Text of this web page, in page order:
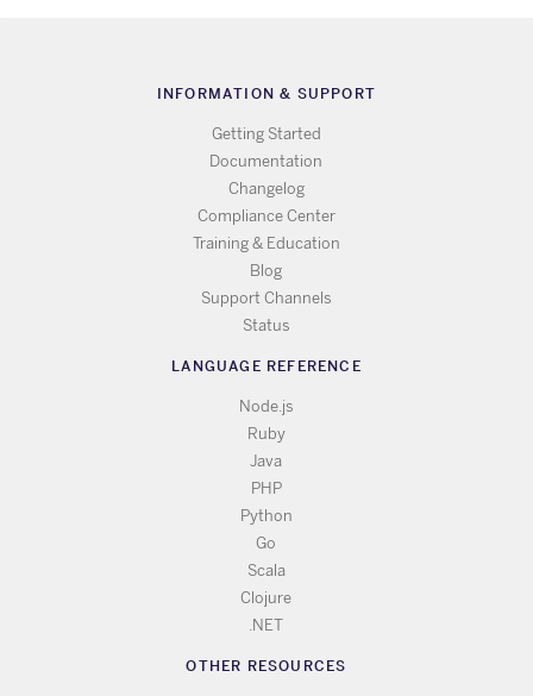
INFORMATION & SUPPORT
Getting Started
Documentation
Changelog
Compliance Center
Training & Education
Blog
Support Channels
Status
LANGUAGE REFERENCE
Node.js
Ruby
Java
PHP
Python
Go
Scala
Clojure
.NET
OTHER RESOURCES